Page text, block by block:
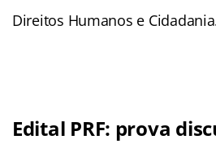
Direitos Humanos e
Edital PRF: prova